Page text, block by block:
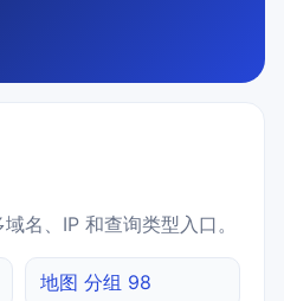
名、IP 和查询类型入口。
地图 分组 98